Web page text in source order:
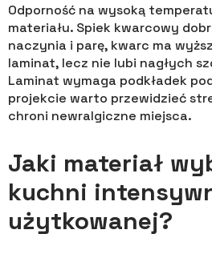
Odporność na wysoką
materiału. Spiek kwarcowy
naczynia i parę, kwarc ma
laminat, lecz nie lubi nagłych
Laminat wymaga podkładek
projekcie warto przewidzieć
chroni newralgiczne miejsca.
Jaki materiał
kuchni
użytkowanej?